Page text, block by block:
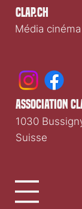
Clap.ch
Média
association
1030
Suisse